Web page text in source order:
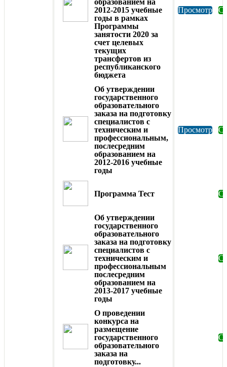
образованием на
2012-2015 учебные
годы в рамках
Программы
занятости 2020 за
счет целевых
текущих
трансфертов из
республиканского
бюджета
Просмотр
Об утверждении
государственного
образовательного
заказа на подготовку
специалистов с
техническим и
профессиональным,
послесредним
образованием на
2012-2016 учебные
годы
Просмотр
Программа Тест
Об утверждении
государственного
образовательного
заказа на подготовку
специалистов с
техническим и
профессиональным
послесредним
образованием на
2013-2017 учебные
годы
О проведении
конкурса на
размещение
государственного
образовательного
заказа на
подготовку...